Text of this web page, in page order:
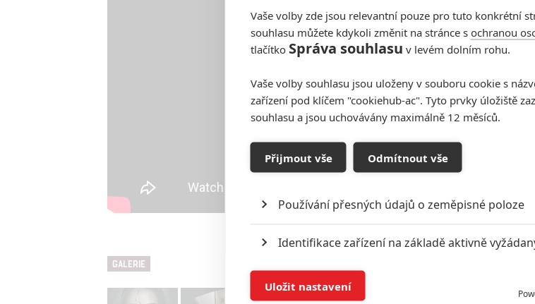
GALERIE
Vaše volby zde jsou relevantní pouze pro tuto konkrétní
souhlasu můžete kdykoli změnit na stránce s ochranou
tlačítko Správa souhlasu v levém dolním rohu.
Vaše volby souhlasu jsou uloženy v souboru cookie s
zařízení pod klíčem "cookiehub-ac". Tyto prvky úložiště
souhlasu a jsou uchovávány maximálně 12 měsíců.
Přijmout vše Odmítnout vše
Používání přesných údajů o zeměpisné poloze
Identifikace zařízení na základě aktivně
Ukládání a/nebo přístup k informacím v zařízení
Uložit nastavení